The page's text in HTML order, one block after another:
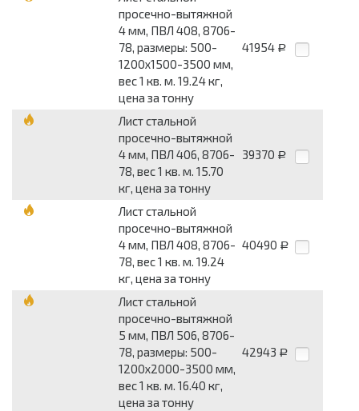
просечно-вытяжной
4 мм, ПВЛ 408, 8706-
78, размеры: 500-
1200x1500-3500 мм,
вес 1 кв. м. 19.24 кг,
цена за тонну
41954 Р
Лист стальной
просечно-вытяжной
4 мм, ПВЛ 406, 8706-
78, вес 1 кв. м. 15.70
кг, цена за тонну
39370 Р
Лист стальной
просечно-вытяжной
4 мм, ПВЛ 408, 8706-
78, вес 1 кв. м. 19.24
кг, цена за тонну
40490 Р
Лист стальной
просечно-вытяжной
5 мм, ПВЛ 506, 8706-
78, размеры: 500-
1200x2000-3500 мм,
вес 1 кв. м. 16.40 кг,
цена за тонну
42943 Р